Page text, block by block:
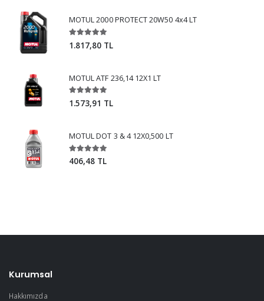
MOTUL 2000 PROTECT 20W50 4x4 LT
1.817,80 TL
MOTUL ATF 236,14 12X1 LT
1.573,91 TL
MOTUL DOT 3 & 4 12X0,500 LT
406,48 TL
Kurumsal
Hakkımızda